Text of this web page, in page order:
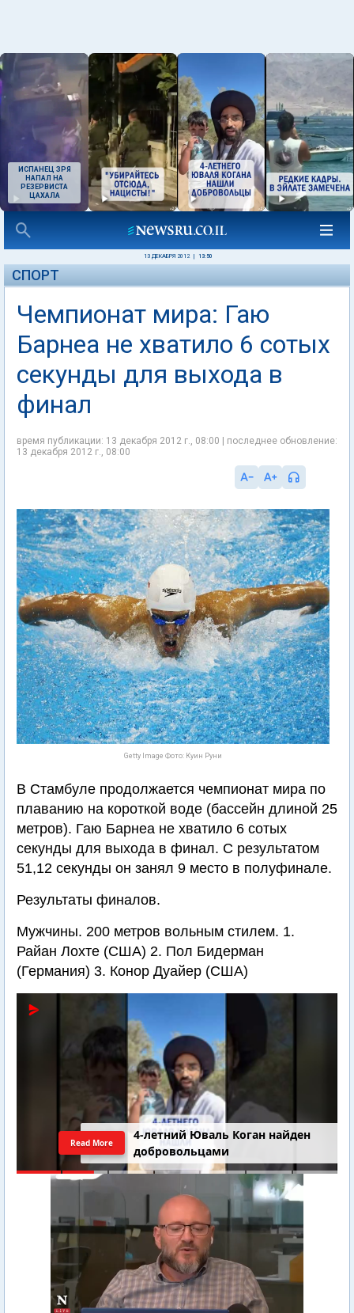
ИСПАНЕЦ ЗРЯ
НАПАЛ НА
РЕЗЕРВИСТА
ЦАХАЛА
13 ДЕКАБРЯ 2012 13:50
СПОРТ
Чемпионат мира: Гаю
Барнеа не хватило 6 сотых
секунды для выхода в
финал
время публикации: 13 декабря 2012 г., 08:00 | последнее обновление:
13 декабря 2012 г., 08:00
Getty Image Фото: Куин Руни
В Стамбуле продолжается чемпионат мира по
плаванию на короткой воде (бассейн длиной 25
метров). Гаю Барнеа не хватило 6 сотых
секунды для выхода в финал. С результатом
51,12 секунды он занял 9 место в полуфинале.
Результаты финалов.
Мужчины. 200 метров вольным стилем. 1.
Райан Лохте (США) 2. Пол Бидерман
(Германия) 3. Конор Дуайер (США)
4-летний Юваль Коган найден
добровольцами
Read More